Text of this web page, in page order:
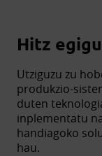
Hitz
Utziguzu zu
produkzio-
duten
inplementatu
handiagoko
hau.